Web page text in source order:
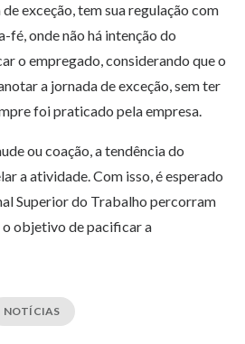
exceção, tem sua regulação com
fé, onde não há intenção do
o empregado, considerando que o
a jornada de exceção, sem ter
foi praticado pela empresa.
ou coação, a tendência do
a atividade. Com isso, é esperado
Superior do Trabalho percorram
objetivo de pacificar a
NOTÍCIAS